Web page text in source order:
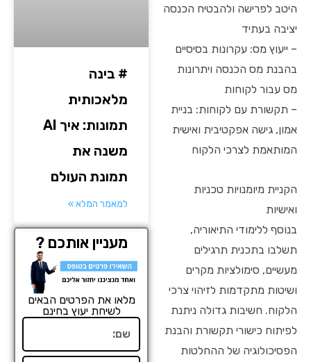
היטב לפרישה ולהבטיח הכנסה
יציבה בעתיד
– ייעוץ מס: עקרונות בסיסיים
בהבנת מס הכנסה ויתרונות
מס עבור לקוחות
– תקשורת עם לקוחות: בניית
אמון, גישה אפקטיבית ואישית
המותאמת לצרכי הלקוח
הקניית מיומנויות טכניות
ואישיות
בנוסף ללימודי התיאוריה,
תשלבו בתכנית תרגילים
מעשיים, סימולציות מקרים
ושיטות מתקדמות לזיהוי צרכי
הלקוח. חשיבות גדולה ניתנת
לפיתוח כישורי תקשורת והבנת
הפסיכולוגיה של ההחלטות
# בינה
מלאכותית
תמונות: איך AI
משנה את
תמונת העולם
למאמר המלא »
מעניין אותכם ?
מלאו את הפרטים הבאים
לשיחת יעוץ בחינם